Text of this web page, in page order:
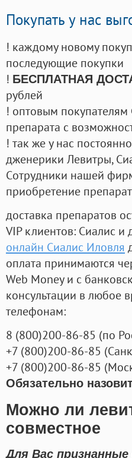
Покупать у нас
! каждому новому
последующие покупки
! БЕСПЛАТНАЯ
рублей
! оптовым
препарата с
! так же у нас
дженерики Левитры,
Cотрудники нашей
приобретение
доставка препаратов
VIP клиентов: Сиалис
онлайн Сиалис Иловля
оплата принимаются
Web Money и с
консультации в любое
телефонам:
8 (800)200-86-85 (по
+7 (800)200-86-85 (
+7 (800)200-86-85 (
Обязательно
Можно ли
совместное
Для Вас признанные